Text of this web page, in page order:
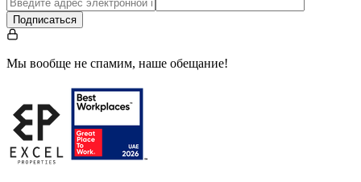
Подписаться
Мы вообще не спамим, наше обещание!